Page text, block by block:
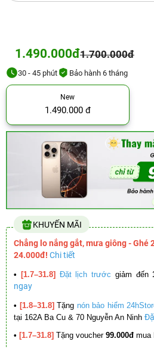
1.490.000đ1.700.000đ
30 - 45 phút Bảo hành 6 tháng
New
1.490.000 đ
KHUYẾN MÃI
Chẳng lo nắng gắt, mưa giông - Ghé
24.000đ! Chi tiết
• [1.7–31.8] Đặt lịch trước giảm đến
ngay
• [1.8–31.8] Tặng nón bảo hiểm
tại 162A Ba Cu & 70 Nguyễn An Ninh
• [1.7–31.8] Tặng voucher 99.000đ mua